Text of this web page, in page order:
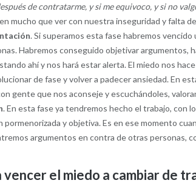
de contratarme, y si me equivoco, y si no
mucho que ver con nuestra inseguridad y falta
. Si superamos esta fase habremos
Habremos conseguido objetivar argumentos,
ahí y nos hará estar alerta. El miedo nos
de fase y volver a padecer ansiedad. En
gente que nos aconseje y escuchándoles,
. En esta fase ya tendremos hecho el trabajo, con
pormenorizada y objetiva. Es en ese momento
argumentos en contra de otras personas,
vencer el miedo a cambiar de